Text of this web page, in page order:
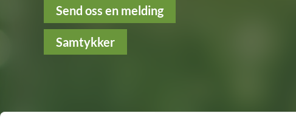
Send oss en melding
Samtykker